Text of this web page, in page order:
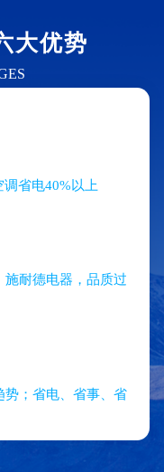
大优势
省电40%以上
耐德电器，品质过
势；省电、省事、省